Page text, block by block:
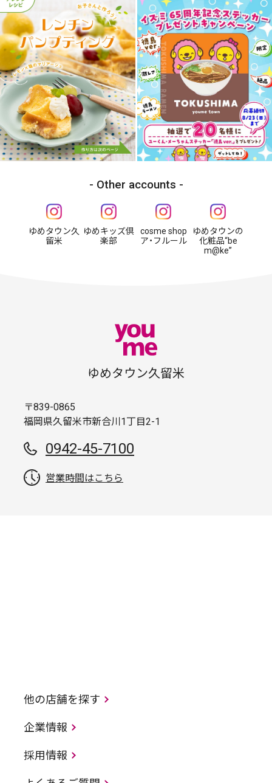
Other accounts
ゆめタウン久
留米
ゆめキッズ倶
楽部
cosme shop
ア・フルール
ゆめタウンの
化粧品“be
m@ke”
ゆめタウン久留米
〒839-0865
福岡県久留米市新合川1丁目2-1
0942-45-7100
営業時間はこちら
他の店舗を探す
企業情報
採用情報